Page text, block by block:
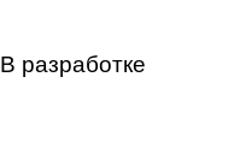
В разработке